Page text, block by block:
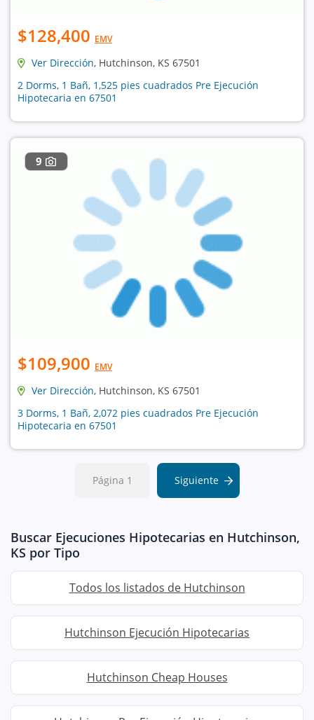
$128,400 EMV
Ver Dirección, Hutchinson, KS 67501
2 Dorms, 1 Bañ, 1,525 pies cuadrados Pre Ejecución
Hipotecaria en 67501
9
$109,900 EMV
Ver Dirección, Hutchinson, KS 67501
3 Dorms, 1 Bañ, 2,072 pies cuadrados Pre Ejecución
Hipotecaria en 67501
Página 1 Siguiente
Buscar Ejecuciones Hipotecarias en Hutchinson,
KS por Tipo
Todos los listados de Hutchinson
Hutchinson Ejecución Hipotecarias
Hutchinson Cheap Houses